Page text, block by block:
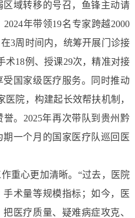
域转移的号召，鱼锋主动请
年带领19名专家跨越2000
3周时间内，统筹开展门诊接
术18例、授课29次，精准对接
国家级医疗服务。同时推动
医院，构建起长效帮扶机制，
。2025年再次带队到贵州黔
一个月的国家医疗队巡回医
心更加清晰。“过去，医院
术量等规模指标；如今，医
医疗质量、疑难病症攻克、